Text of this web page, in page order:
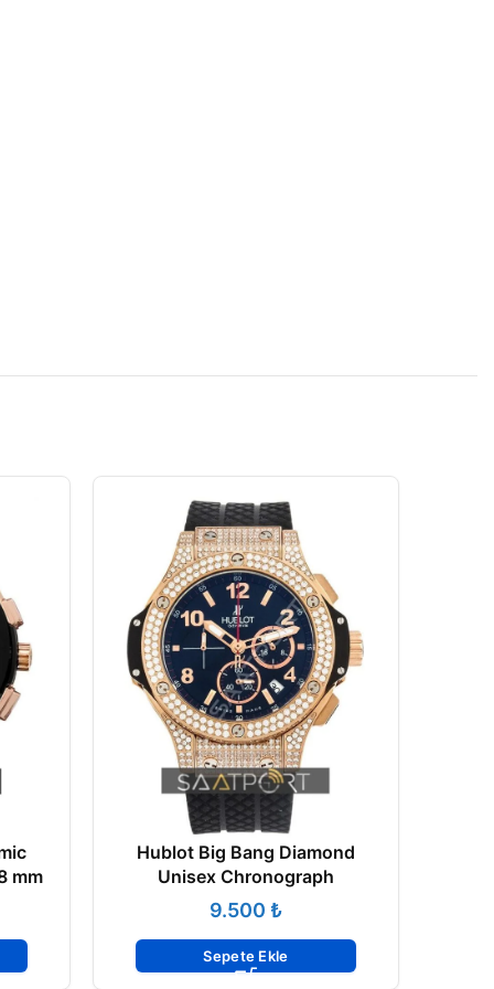
mm
Hublot Big Bang Diamond
Unisex Chronograph
₺
Sepete Ekle